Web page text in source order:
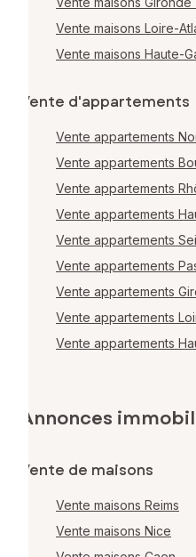
Vente maisons Loire-
Vente maisons Haute-
Vente d'appartements
Vente appartements
Vente appartements
Vente appartements
Vente appartements
Vente appartements
Vente appartements
Vente appartements
Vente appartements
Vente appartements
Annonces
Vente de maisons
Vente maisons Reims
Vente maisons Nice